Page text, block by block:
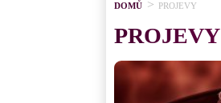
DOMŮ PROJEVY
PROJEVY